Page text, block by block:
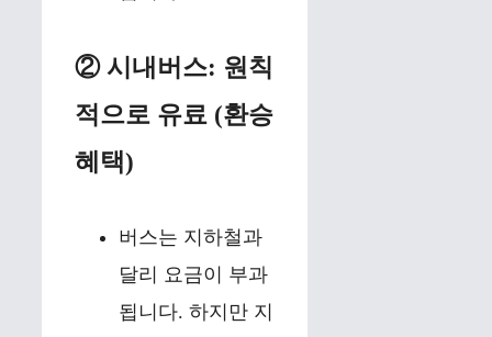
② 시내버스: 원칙
적으로 유료 (환승
혜택)
버스는 지하철과
달리 요금이 부과
됩니다. 하지만 지